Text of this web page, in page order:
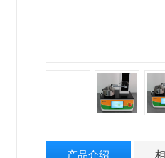
产品介绍